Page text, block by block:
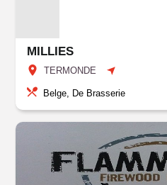
MILLIES
TERMONDE
Belge, De Brasserie